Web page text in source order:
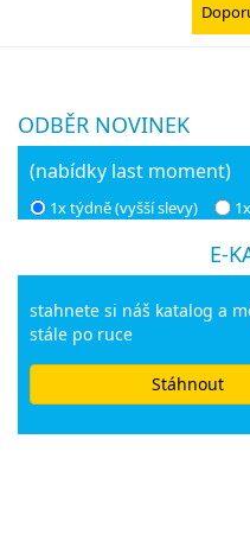
ODBĚR NOVINEK
(nabídky last moment)
1x týdně (vyšší slevy)
E-
stahnete si náš katalog a
stále po ruce
Stáhnout